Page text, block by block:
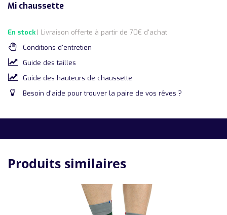
Mi chaussette
En stock| Livraison offerte à partir de 70€ d'achat
Conditions d'entretien
Guide des tailles
Guide des hauteurs de chaussette
Besoin d'aide pour trouver la paire de vos rêves ?
Produits similaires